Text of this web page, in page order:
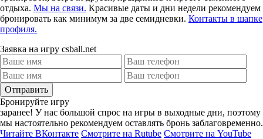
отдыха. Мы на связи. Красивые даты и дни недели рекомендуем
бронировать как минимум за две семидневки. Контакты в шапке
профиля.
Заявка на игру csball.net
Отправить
Бронируйте игру
заранее! У нас большой спрос на игры в выходные дни, поэтому
мы настоятельно рекомендуем оставлять бронь заблаговременно.
Читайте ВКонтакте Смотрите на Rutube Смотрите на YouTube